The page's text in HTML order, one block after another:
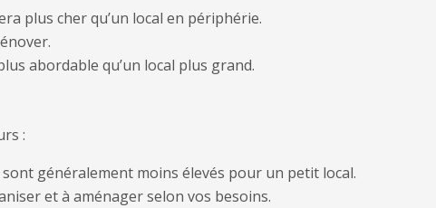
plus cher qu’un local en périphérie.
abordable qu’un local plus grand.
:
généralement moins élevés pour un petit local.
et à aménager selon vos besoins.